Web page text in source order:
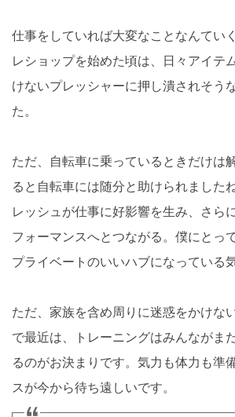
仕事をしていれば大変なことなんてい
レショップを始めた頃は、日々アイテ
けないプレッシャーに押し潰されそう
た。
ただ、自転車に乗っているときだけは
ると自転車には随分と助けられました
レッシュが仕事に好影響を生み、さら
フォーマンスへとつながる。僕にとっ
プライベートのいいハブになっている
ただ、家族を含め周りに迷惑をかけな
で最近は、トレーニングはみんながま
るのがお決まりです。気力も体力も準
スが今から待ち遠しいです。